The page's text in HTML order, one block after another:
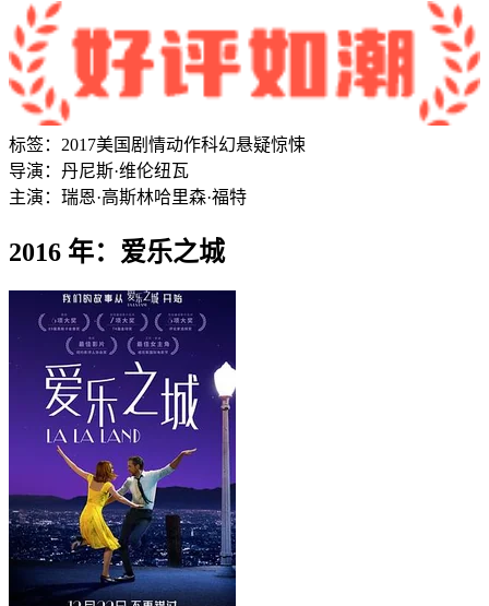
标签： 2017美国 剧情动作科幻悬疑惊悚
导演： 丹尼斯·维伦纽瓦
主演： 瑞恩·高斯林哈里森·福特
2016 年：爱乐之城